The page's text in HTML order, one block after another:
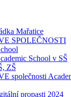
Mařatice
SPOLEČNOSTI
School v SŠ
ZŠ
společnosti
propasti 2024